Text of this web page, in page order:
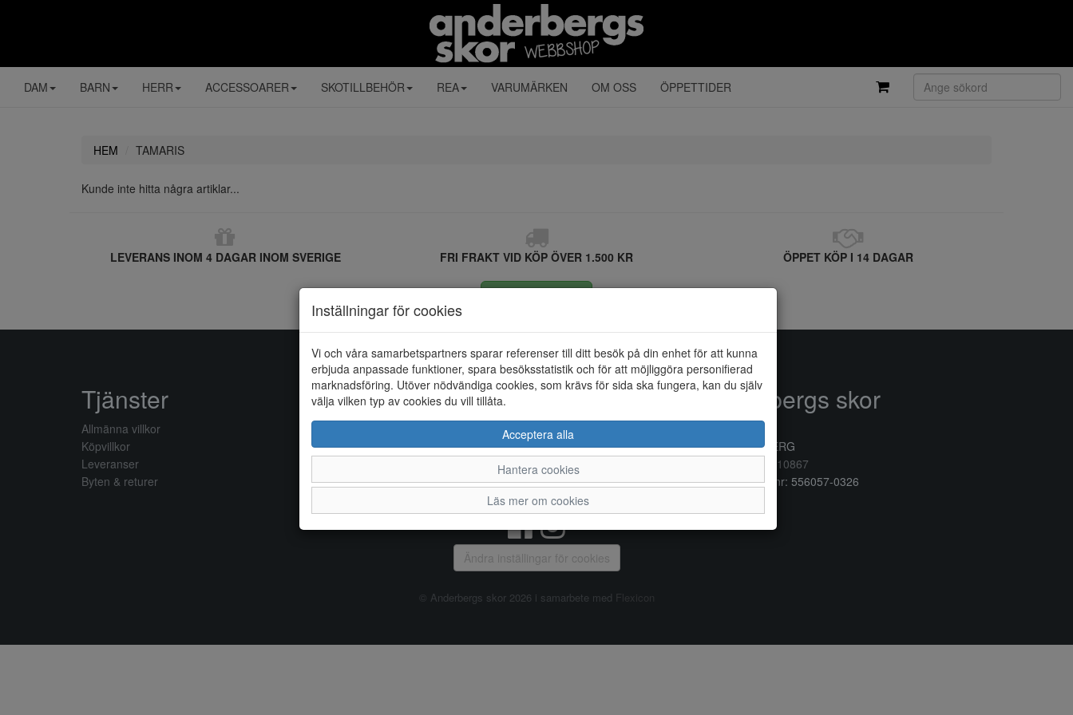
DAM BARN HERR ACCESSOARER SKOTILLBEHÖR REA VARUMÄRKEN OM OSS ÖPPETTIDER
HEM TAMARIS
Kunde inte hitta några artiklar...
LEVERANS INOM 4 DAGAR INOM SVERIGE FRI FRAKT VID KÖP ÖVER 1.500 KR ÖPPET KÖP I 14 DAGAR
Inställningar för cookies
Vi och våra samarbetspartners sparar referenser till ditt besök på din enhet för att kunna
erbjuda anpassade funktioner, spara besöksstatistik och för att möjliggöra personifierad
marknadsföring. Utöver nödvändiga cookies, som krävs för sida ska fungera, kan du själv
välja vilken typ av cookies du vill tillåta.
Acceptera alla
Hantera cookies
Läs mer om cookies
Tjänster
Allmänna villkor
Köpvillkor
Leveranser
Byten & returer
Allmänt
Om oss
Öppettider
Anderbergs skor
432 41 VARBERG
0340/10867
Organisationsnr: 556057-0326
Ändra inställingar för cookies
© Anderbergs skor 2026 i samarbete med Flexicon